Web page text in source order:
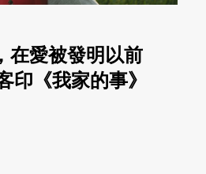
在愛被發明以前
印《我家的事》